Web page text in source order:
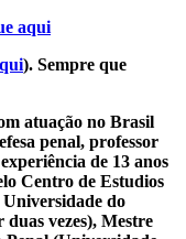
aqui
). Sempre que
atuação no Brasil
penal, professor
de 13 anos
Centro de Estudios
do
vezes), Mestre